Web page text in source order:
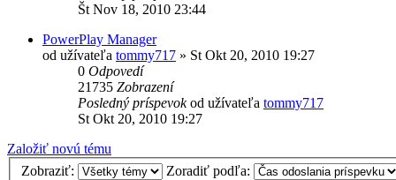
Št Nov 18, 2010 23:44
PowerPlay Manager
od užívateľa tommy717 » St Okt 20, 2010 19:27
0 Odpovedí
21735 Zobrazení
Posledný príspevokod užívateľa tommy717
St Okt 20, 2010 19:27
Založiť novú tému
Zobraziť:
Zoradiť podľa: